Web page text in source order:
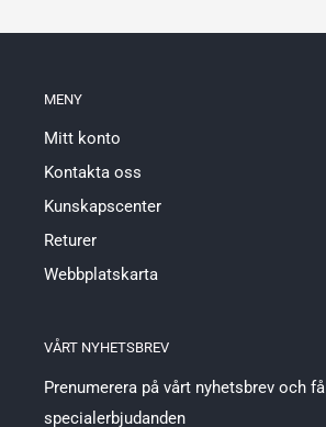
MENY
Mitt konto
Kontakta oss
Kunskapscenter
Returer
Webbplatskarta
VÅRT NYHETSBREV
Prenumerera på vårt nyhetsbrev och få
specialerbjudanden